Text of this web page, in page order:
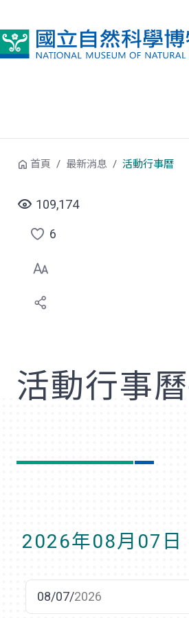
首頁 最新消息 活動行事曆
109,174
點
選
喜
6
活動行事
2026年08月07日